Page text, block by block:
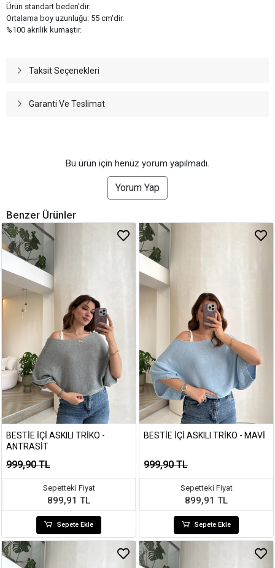
Ürün standart beden'dir.
Ortalama boy uzunluğu: 55 cm'dir.
%100 akrilik kumaştır.
Taksit Seçenekleri
Garanti Ve Teslimat
Bu ürün için henüz yorum yapılmadı.
Yorum Yap
Benzer Ürünler
BESTIE İÇI ASKILI TRIKO -
ANTRASIT
999,90 TL
Sepetteki Fiyat
899,91 TL
Sepete Ekle
BESTIE İÇI ASKILI TRIKO - MAVI
999,90 TL
Sepetteki Fiyat
899,91 TL
Sepete Ekle